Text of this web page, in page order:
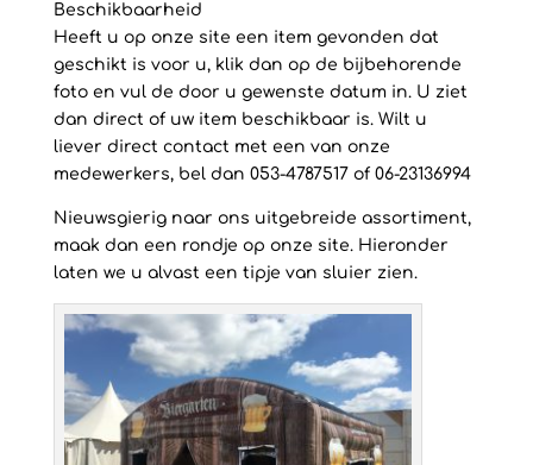
Beschikbaarheid
Heeft u op onze site een item gevonden dat
geschikt is voor u, klik dan op de bijbehorende
foto en vul de door u gewenste datum in. U ziet
dan direct of uw item beschikbaar is. Wilt u
liever direct contact met een van onze
medewerkers, bel dan 053-4787517 of 06-23136994
Nieuwsgierig naar ons uitgebreide assortiment,
maak dan een rondje op onze site. Hieronder
laten we u alvast een tipje van sluier zien.